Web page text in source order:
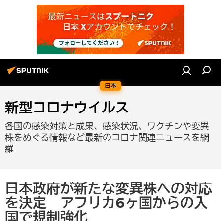
日本
新型コロナウイルス
各国の感染対策と成果、感染状況、ワクチンや変異
株をめぐる情報など最新のコロナ関連ニュースを網
羅
日本政府が新たな変異株への対応
を決定 アフリカ6ヶ国からの入